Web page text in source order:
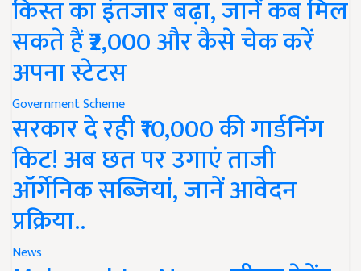
किस्त का इंतजार बढ़ा, जानें कब मिल
सकते हैं ₹2,000 और कैसे चेक करें
अपना स्टेटस
Government Scheme
सरकार दे रही ₹10,000 की गार्डनिंग
किट! अब छत पर उगाएं ताजी
ऑर्गेनिक सब्जियां, जानें आवेदन
प्रक्रिया..
News